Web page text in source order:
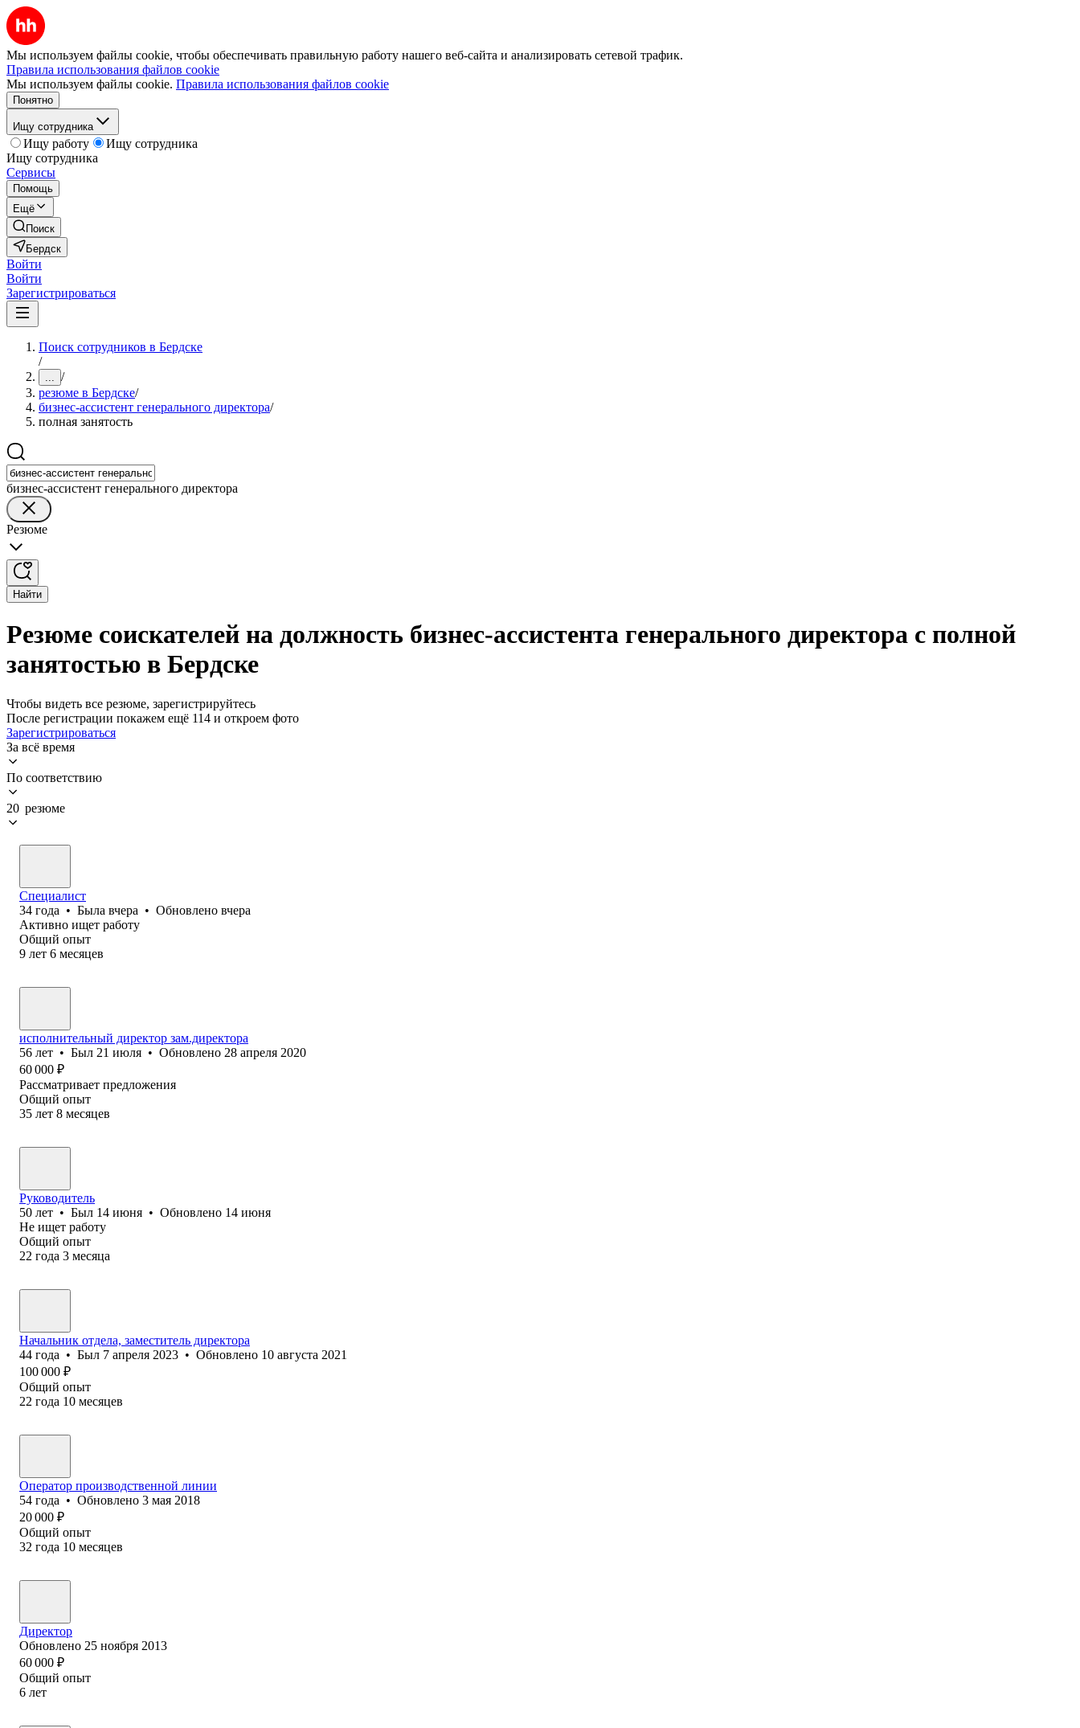
Мы используем файлы cookie, чтобы обеспечивать правильную работу нашего веб-сайта и анализировать сетевой трафик.
Правила использования файлов cookie
Мы используем файлы cookie. Правила использования файлов cookie
Понятно
Ищу сотрудника
Ищу работу
Ищу сотрудника
Ищу сотрудника
Сервисы
Помощь
Ещё
Поиск
Бердск
Войти
Войти
Зарегистрироваться
Поиск сотрудников в Бердске
/
... /
резюме в Бердске/
бизнес-ассистент генерального директора/
полная занятость
бизнес-ассистент генерального директора
Резюме
Найти
Резюме соискателей на должность бизнес-ассистента генерального директора с полной
занятостью в Бердске
Чтобы видеть все резюме, зарегистрируйтесь
После регистрации покажем ещё 114 и откроем фото
Зарегистрироваться
За всё время
По соответствию
20 резюме
Специалист
34 года • Была вчера • Обновлено вчера
Активно ищет работу
Общий опыт
9 лет 6 месяцев
исполнительный директор зам.директора
56 лет • Был 21 июля • Обновлено 28 апреля 2020
60 000 ₽
Рассматривает предложения
Общий опыт
35 лет 8 месяцев
Руководитель
50 лет • Был 14 июня • Обновлено 14 июня
Не ищет работу
Общий опыт
22 года 3 месяца
Начальник отдела, заместитель директора
44 года • Был 7 апреля 2023 • Обновлено 10 августа 2021
100 000 ₽
Общий опыт
22 года 10 месяцев
Оператор производственной линии
54 года • Обновлено 3 мая 2018
20 000 ₽
Общий опыт
32 года 10 месяцев
Директор
Обновлено 25 ноября 2013
60 000 ₽
Общий опыт
6 лет